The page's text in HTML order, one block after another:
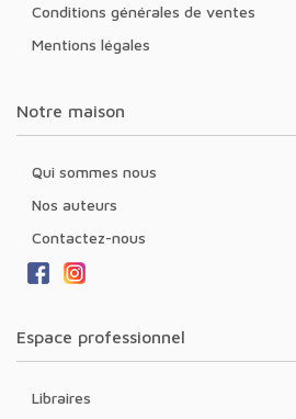
Conditions générales de ventes
Mentions légales
Notre maison
Qui sommes nous
Nos auteurs
Contactez-nous
Espace professionnel
Libraires